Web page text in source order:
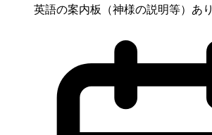
英語の案内板（神様の説明等）あり